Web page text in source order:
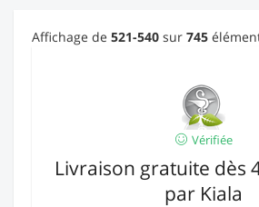
Affichage de 521-540 sur 745
Vérifiée
Livraison gratuite dès
par Kiala